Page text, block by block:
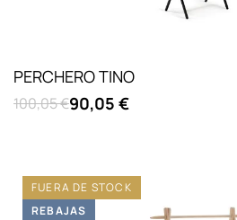
PERCHERO TINO
100,05 €90,05 €
FUERA DE STOCK
REBAJAS